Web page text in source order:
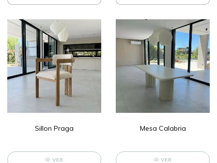
Sillon Praga
VER
Mesa Calabria
VER